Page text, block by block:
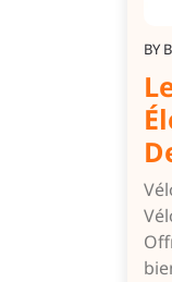
BY